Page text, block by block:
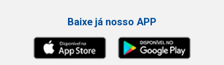
Baixe já nosso APP